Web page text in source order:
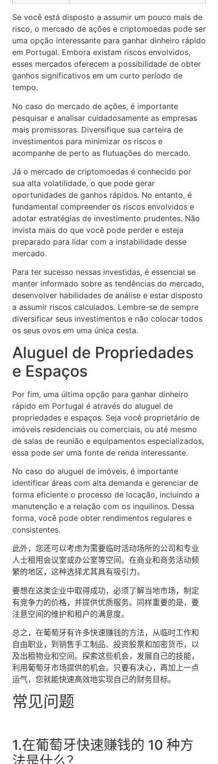
Se você está disposto a assumir um pouco mais de
risco, o mercado de ações e criptomoedas pode ser
uma opção interessante para ganhar dinheiro rápido
em Portugal. Embora existam riscos envolvidos,
esses mercados oferecem a possibilidade de obter
ganhos significativos em um curto período de
tempo.
No caso do mercado de ações, é importante
pesquisar e analisar cuidadosamente as empresas
mais promissoras. Diversifique sua carteira de
investimentos para minimizar os riscos e
acompanhe de perto as flutuações do mercado.
Já o mercado de criptomoedas é conhecido por
sua alta volatilidade, o que pode gerar
oportunidades de ganhos rápidos. No entanto, é
fundamental compreender os riscos envolvidos e
adotar estratégias de investimento prudentes. Não
invista mais do que você pode perder e esteja
preparado para lidar com a instabilidade desse
mercado.
Para ter sucesso nessas investidas, é essencial se
manter informado sobre as tendências do mercado,
desenvolver habilidades de análise e estar disposto
a assumir riscos calculados. Lembre-se de sempre
diversificar seus investimentos e não colocar todos
os seus ovos em uma única cesta.
Aluguel de Propriedades
e Espaços
Por fim, uma última opção para ganhar dinheiro
rápido em Portugal é através do aluguel de
propriedades e espaços. Seja você proprietário de
imóveis residenciais ou comerciais, ou até mesmo
de salas de reunião e equipamentos especializados,
essa pode ser uma fonte de renda interessante.
No caso do aluguel de imóveis, é importante
identificar áreas com alta demanda e gerenciar de
forma eficiente o processo de locação, incluindo a
manutenção e a relação com os inquilinos. Dessa
forma, você pode obter rendimentos regulares e
consistentes.
此外，您还可以考虑为需要临时活动场所的公司和专业
人士租用会议室或办公室等空间。在商业和商务活动频
繁的地区，这种选择尤其具有吸引力。
要想在这类企业中取得成功，必须了解当地市场，制定
有竞争力的价格，并提供优质服务。同样重要的是，要
注意空间的维护和租户的满意度。
总之，在葡萄牙有许多快速赚钱的方法，从临时工作和
自由职业，到销售手工制品、投资股票和加密货币，以
及出租物业和空间。探索这些机会，发展自己的技能，
利用葡萄牙市场提供的机会。只要有决心，再加上一点
运气，您就能快速高效地实现自己的财务目标。
常见问题
1.在葡萄牙快速赚钱的 10 种方